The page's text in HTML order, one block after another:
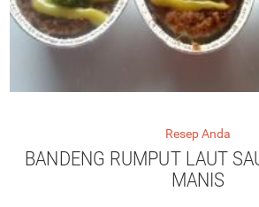
Resep Anda
BANDENG RUMPUT LAUT
MANIS